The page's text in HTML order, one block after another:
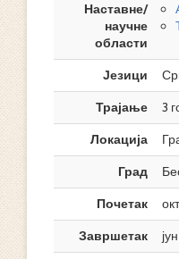
Наставне/
научне
области
Језици
Трајање
3
Локација
Град
Почетак
Завршетак
јун